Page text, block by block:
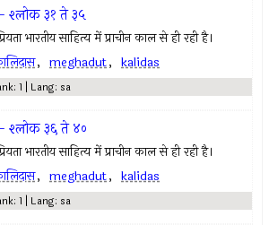
श्लोक ३१ ते ३५
भारतीय साहित्य में प्राचीन काल से ही रही है।
, meghadut, kalidas
1 | Lang: sa
श्लोक ३६ ते ४०
भारतीय साहित्य में प्राचीन काल से ही रही है।
, meghadut, kalidas
1 | Lang: sa